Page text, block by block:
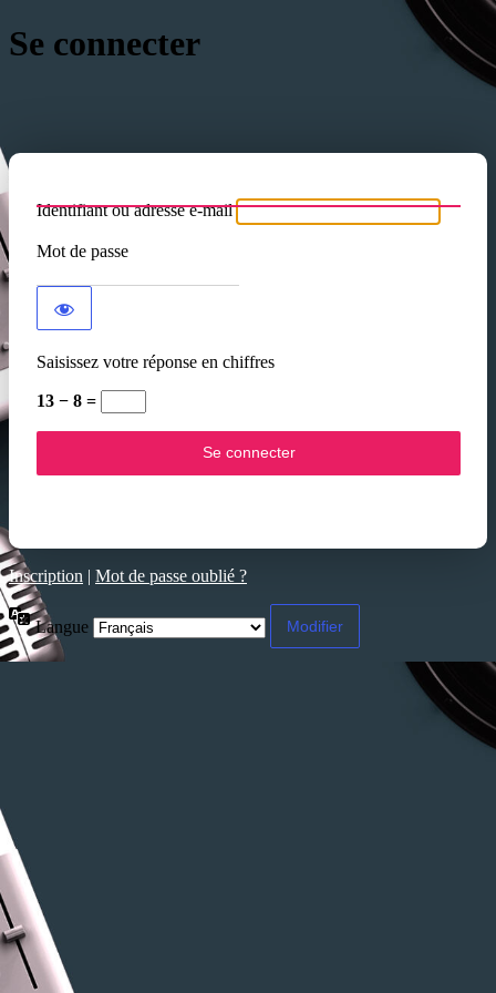
Se connecter
Identifiant ou adresse e-mail
Mot de passe
Saisissez votre réponse en chiffres
13 − 8 =
Inscription | Mot de passe oublié ?
Langue